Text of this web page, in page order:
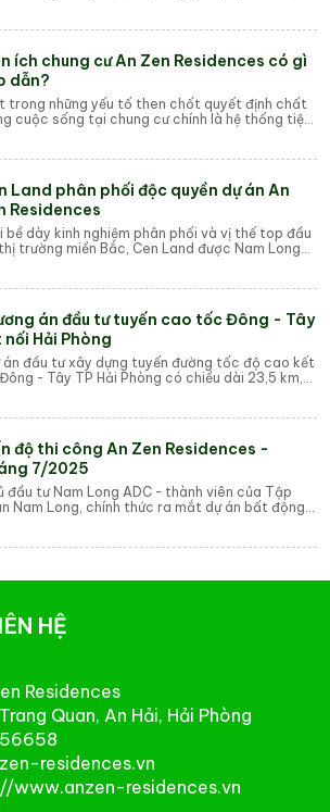
ích chung cư An Zen Residences có gì
dẫn?
trong những yếu tố then chốt quyết định chất
cuộc sống tại chung cư chính là hệ thống tiện
Land phân phối độc quyền dự án An
Residences
bề dày kinh nghiệm phân phối và vị thế top đầu
trường miền Bắc, Cen Land được Nam Long
án đầu tư tuyến cao tốc Đông - Tây
nối Hải Phòng
án đầu tư xây dựng tuyến đường tốc độ cao kết
- Tây TP Hải Phòng có chiều dài 23,5 km,
độ thi công An Zen Residences -
7/2025
đầu tư Nam Long ADC - thành viên của Tập
Nam Long, chính thức ra mắt dự án bất động
HỆ
Residences
Quan, An Hải, Hải Phòng
residences.vn
www.anzen-residences.vn